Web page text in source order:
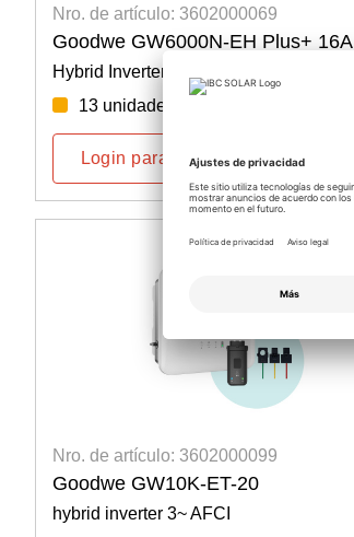
Nro. de artículo: 3602000069
Goodwe GW6000N-EH Plus+ 16A
Hybrid Inverter 1~
13 unidades disponible
Login para precios
Nro. de artículo: 3602000099
Goodwe GW10K-ET-20
hybrid inverter 3~ AFCI